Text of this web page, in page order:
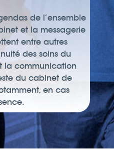
de l’ensemble
et la messagerie
entre autres
des soins du
la communication
du cabinet de
en cas